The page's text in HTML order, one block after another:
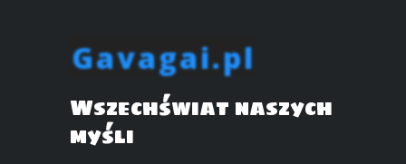
Gavagai.pl
Wszechświat naszych
myśli